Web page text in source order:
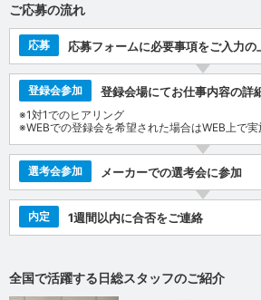
ご応募の流れ
応募 応募フォームに必要事項をご入力の
登録会参加 登録会場にてお仕事内容の詳
※1対1でのヒアリング
※WEBでの登録会を希望された場合はWEB上で実
選考会参加 メーカーでの選考会に参加
内定 1週間以内に合否をご連絡
全国で活躍する日総スタッフのご紹介